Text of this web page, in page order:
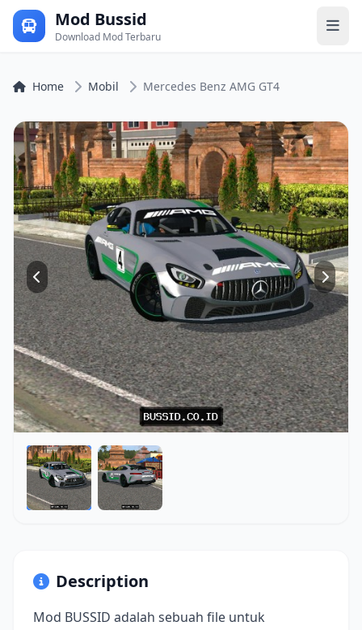
Mod Bussid
Download Mod Terbaru
Home Mobil Mercedes Benz AMG GT4
Description
Mod BUSSID adalah sebuah file untuk